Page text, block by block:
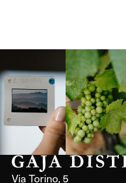
Langa, 1977 Borgogna,
Francia
Via Torino, 5